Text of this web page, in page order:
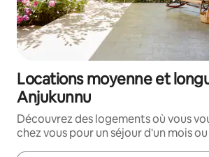
Locations moyenne et
Anjukunnu
Découvrez des logements où vous
chez vous pour un séjour d'un mois